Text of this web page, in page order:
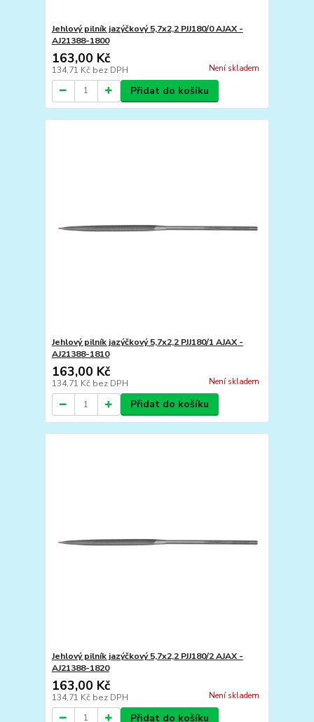
Jehlový pilník jazýčkový 5,7x2,2 PJJ180/0 AJAX -
AJ21388-1800
163,00 Kč
134,71 Kč bez DPH Není skladem
Přidat do košíku
Jehlový pilník jazýčkový 5,7x2,2 PJJ180/1 AJAX -
AJ21388-1810
163,00 Kč
134,71 Kč bez DPH Není skladem
Přidat do košíku
Jehlový pilník jazýčkový 5,7x2,2 PJJ180/2 AJAX -
AJ21388-1820
163,00 Kč
134,71 Kč bez DPH Není skladem
Přidat do košíku